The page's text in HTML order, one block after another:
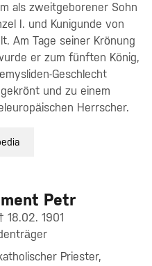
als zweitgeborener Sohn
I. und Kunigunde von
Am Tage seiner Krönung
er zum fünften König,
Geschlecht
und zu einem
Herrscher.
Petr
18.02. 1901
Priester,